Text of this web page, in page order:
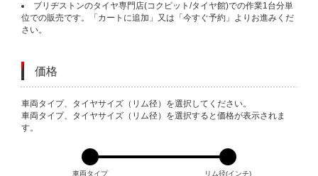
ブリヂストンのタイヤ専門店(コクピット/タイヤ館)での作業1台分単
位での販売です。「カートに追加」又は「今すぐ予約」よりお進みくだ
さい。
価格
VARIATIONS
車両タイプ、タイヤサイズ（リム径）を選択してください。
車両タイプ、タイヤサイズ（リム径）を選択すると価格が表示されま
す。
車両タイプ リム径(インチ)